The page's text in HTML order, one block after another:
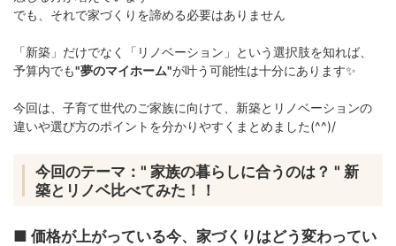
でも、それで家づくりを諦める必要はありません
「新築」だけでなく「リノベーション」という選択肢を知れば、
予算内でも"夢のマイホーム"が叶う可能性は十分にあります✨
今回は、子育て世代のご家族に向けて、新築とリノベーションの
違いや選び方のポイントを分かりやすくまとめました(^^)/
今回のテーマ：" 家族の暮らしに合うのは？ " 新
築とリノベ比べてみた！！
■ 価格が上がっている今、家づくりはどう変わってい